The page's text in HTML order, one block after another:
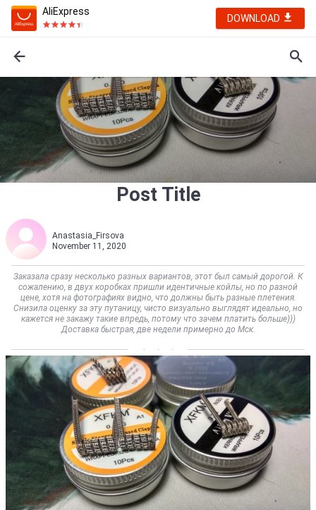
AliExpress
DOWNLOAD
Post Title
Anastasia_Firsova
November 11, 2020
Заказала сразу несколько разных вариантов, этот был самый дорогой. К
сожалению, в двух коробках пришли идентичные койлы, но по разной
цене, хотя на фотографиях видно, что должны быть разные плетения.
Снизила оценку за эту путаницу, чисто визуально выглядят идеально, но
кажется не закажу такие впредь, потому что зачем платить больше)))
Доставка быстрая, две недели примерно до Мск.